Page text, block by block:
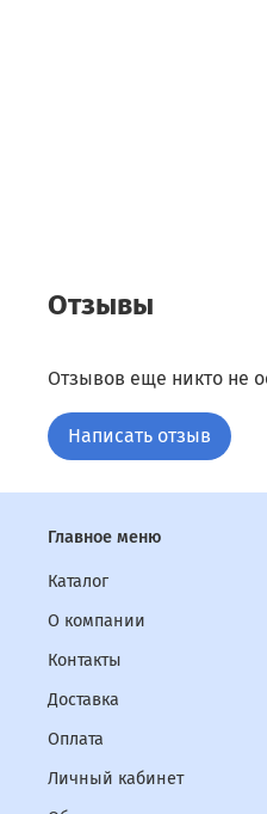
Отзывы
Отзывов еще никто не
Написать отзыв
Главное меню
Каталог
О компании
Контакты
Доставка
Оплата
Личный кабинет